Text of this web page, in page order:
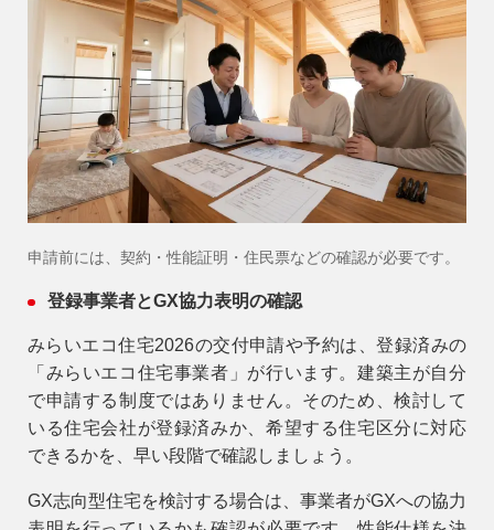
申請前には、契約・性能証明・住民票などの確認が必要です。
登録事業者とGX協力表明の確認
みらいエコ住宅2026の交付申請や予約は、登録済みの
「みらいエコ住宅事業者」が行います。建築主が自分
で申請する制度ではありません。そのため、検討して
いる住宅会社が登録済みか、希望する住宅区分に対応
できるかを、早い段階で確認しましょう。
GX志向型住宅を検討する場合は、事業者がGXへの協力
アフターメンテナンス
04-2950-7171
事業用
04-2968-5522